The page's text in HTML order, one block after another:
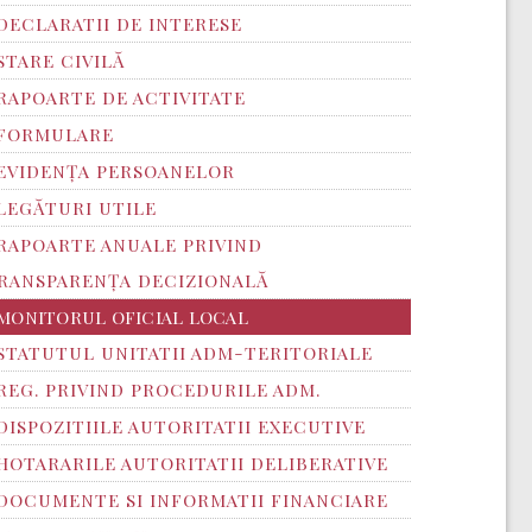
DE INTERESE
CIVILĂ
DE ACTIVITATE
PERSOANELOR
UTILE
ANUALE PRIVIND
DECIZIONALĂ
OFICIAL LOCAL
UNITATII ADM-TERITORIALE
PRIVIND PROCEDURILE ADM.
AUTORITATII EXECUTIVE
AUTORITATII DELIBERATIVE
SI INFORMATII FINANCIARE